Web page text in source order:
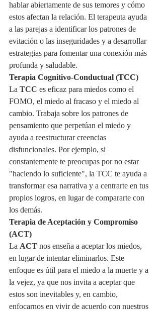
hablar abiertamente de sus temores y cómo
estos afectan la relación. El terapeuta ayuda
a las parejas a identificar los patrones de
evitación o las inseguridades y a desarrollar
estrategias para fomentar una conexión más
profunda y saludable.
Terapia Cognitivo-Conductual (TCC)
La TCC es eficaz para miedos como el
FOMO, el miedo al fracaso y el miedo al
cambio. Trabaja sobre los patrones de
pensamiento que perpetúan el miedo y
ayuda a reestructurar creencias
disfuncionales. Por ejemplo, si
constantemente te preocupas por no estar
"haciendo lo suficiente", la TCC te ayuda a
transformar esa narrativa y a centrarte en tus
propios logros, en lugar de compararte con
los demás.
Terapia de Aceptación y Compromiso
(ACT)
La ACT nos enseña a aceptar los miedos,
en lugar de intentar eliminarlos. Este
enfoque es útil para el miedo a la muerte y a
la vejez, ya que nos invita a aceptar que
estos son inevitables y, en cambio,
enfocarnos en vivir de acuerdo con nuestros